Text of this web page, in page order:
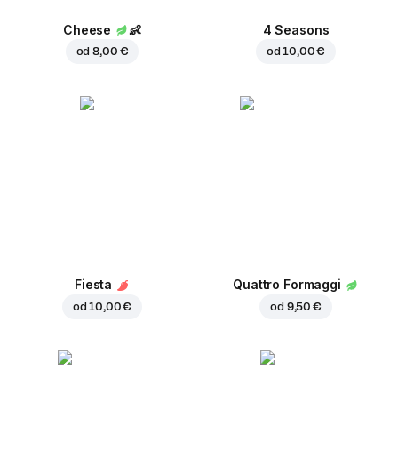
Cheese 👶
od8,00 €
4 Seasons
od10,00 €
Fiesta
od10,00 €
Quattro Formaggi
od 9,50 €